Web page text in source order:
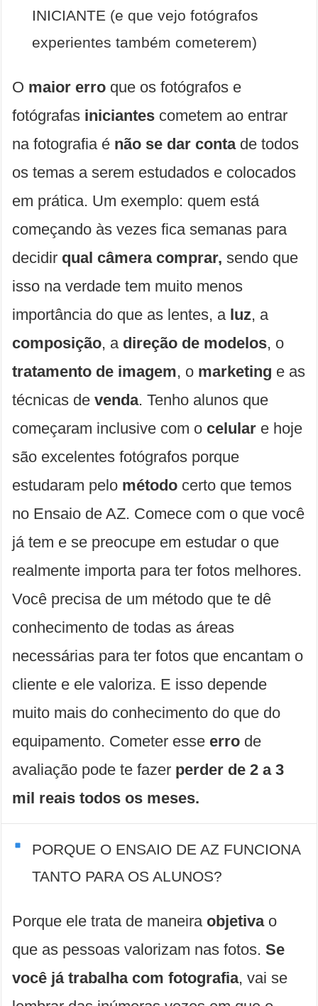
INICIANTE (e que vejo fotógrafos
experientes também cometerem)
O maior erro que os fotógrafos e
fotógrafas iniciantes cometem ao entrar
na fotografia é não se dar conta de todos
os temas a serem estudados e colocados
em prática. Um exemplo: quem está
começando às vezes fica semanas para
decidir qual câmera comprar, sendo que
isso na verdade tem muito menos
importância do que as lentes, a luz, a
composição, a direção de modelos, o
tratamento de imagem, o marketing e as
técnicas de venda. Tenho alunos que
começaram inclusive com o celular e hoje
são excelentes fotógrafos porque
estudaram pelo método certo que temos
no Ensaio de AZ. Comece com o que você
já tem e se preocupe em estudar o que
realmente importa para ter fotos melhores.
Você precisa de um método que te dê
conhecimento de todas as áreas
necessárias para ter fotos que encantam o
cliente e ele valoriza. E isso depende
muito mais do conhecimento do que do
equipamento. Cometer esse erro de
avaliação pode te fazer perder de 2 a 3
mil reais todos os meses.
PORQUE O ENSAIO DE AZ FUNCIONA
TANTO PARA OS ALUNOS?
Porque ele trata de maneira objetivao
que as pessoas valorizam nas fotos. Se
você já trabalha com fotografia, vai se